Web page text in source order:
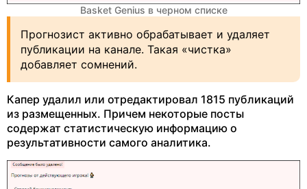
Basket Genius в черном списке
Прогнозист активно обрабатывает и удаляет
публикации на канале. Такая «чистка»
добавляет сомнений.
Капер удалил или отредактировал 1815 публикаций
из размещенных. Причем некоторые посты
содержат статистическую информацию о
результативности самого аналитика.